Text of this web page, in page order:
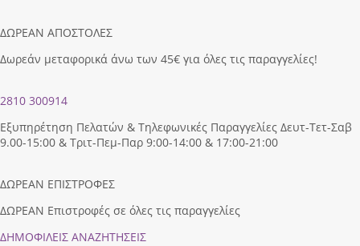
ΔΩΡΕΑΝ ΑΠΟΣΤΟΛΕΣ
Δωρεάν μεταφορικά άνω των 45€ για όλες τις παραγγελίες!
2810 300914
Εξυπηρέτηση Πελατών & Τηλεφωνικές Παραγγελίες Δευτ-Τετ-Σαβ
9.00-15:00 & Τριτ-Πεμ-Παρ 9:00-14:00 & 17:00-21:00
ΔΩΡΕΑΝ ΕΠΙΣΤΡΟΦΕΣ
ΔΩΡΕΑΝ Επιστροφές σε όλες τις παραγγελίες
ΔΗΜΟΦΙΛEIΣ ΑΝΑΖΗΤΗΣΕΙΣ